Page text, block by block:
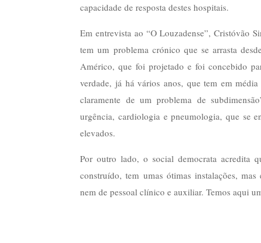
capacidade de resposta destes hospitais.
Em entrevista ao “O Louzadense”, Cristóvão
tem um problema crónico que se arrasta
Américo, que foi projetado e foi concebido
verdade, já há vários anos, que tem em
claramente de um problema de
urgência, cardiologia e pneumologia, que se
elevados.
Por outro lado, o social democrata acredita
construído, tem umas ótimas instalações,
nem de pessoal clínico e auxiliar. Temos aqui